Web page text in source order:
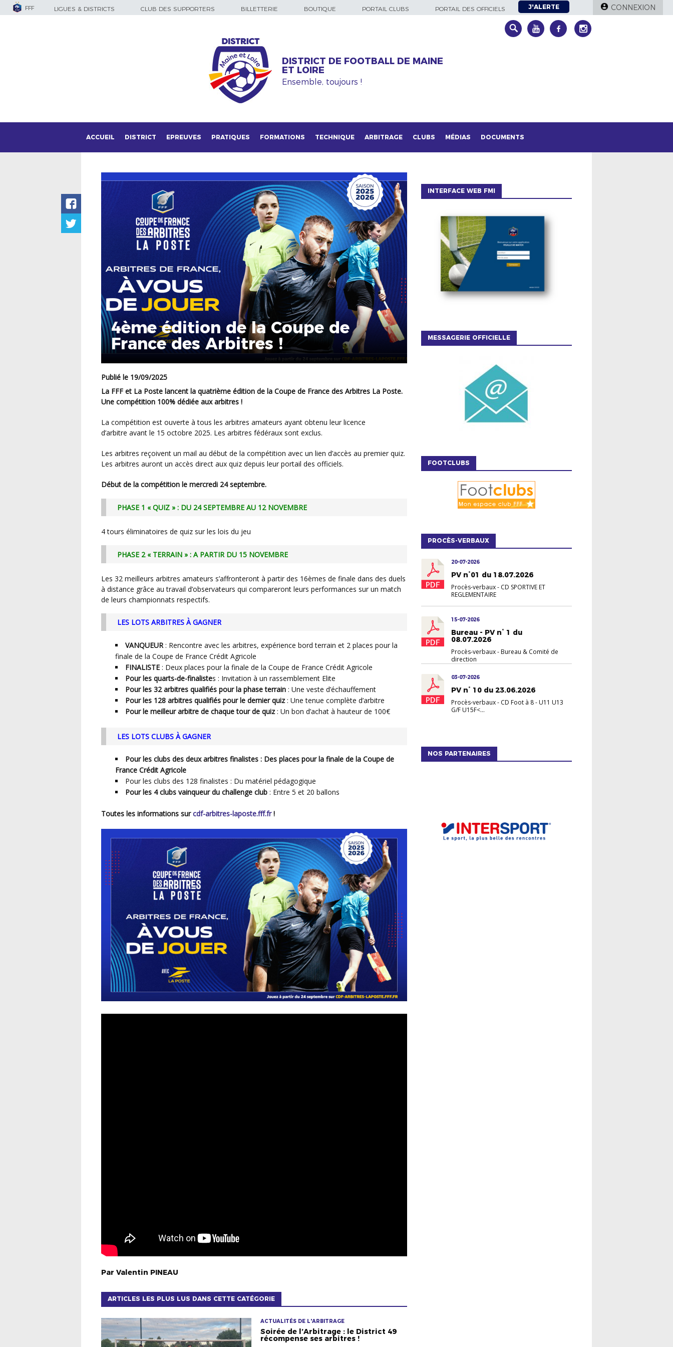
FFF LIGUES & DISTRICTS CLUB DES SUPPORTERS BILLETTERIE BOUTIQUE PORTAIL CLUBS PORTAIL DES OFFICIELS J'ALERTE CONNEXION
DISTRICT DE FOOTBALL DE MAINE
ET LOIRE
Ensemble, toujours !
ACCUEIL DISTRICT EPREUVES PRATIQUES FORMATIONS TECHNIQUE ARBITRAGE CLUBS MÉDIAS DOCUMENTS
4ème édition de la Coupe de
France des Arbitres !
Publié le 19/09/2025
La FFF et La Poste lancent la quatrième édition de la Coupe de France des Arbitres La Poste.
Une compétition 100% dédiée aux arbitres !
La compétition est ouverte à tous les arbitres amateurs ayant obtenu leur licence
d’arbitre avant le 15 octobre 2025. Les arbitres fédéraux sont exclus.
Les arbitres reçoivent un mail au début de la compétition avec un lien d’accès au premier quiz.
Les arbitres auront un accès direct aux quiz depuis leur portail des officiels.
Début de la compétition le mercredi 24 septembre.
PHASE 1 « QUIZ » : DU 24 SEPTEMBRE AU 12 NOVEMBRE
4 tours éliminatoires de quiz sur les lois du jeu
PHASE 2 « TERRAIN » : A PARTIR DU 15 NOVEMBRE
Les 32 meilleurs arbitres amateurs s’affronteront à partir des 16èmes de finale dans des duels
à distance grâce au travail d’observateurs qui compareront leurs performances sur un match
de leurs championnats respectifs.
LES LOTS ARBITRES À GAGNER
VANQUEUR : Rencontre avec les arbitres, expérience bord terrain et 2 places pour la
finale de la Coupe de France Crédit Agricole
FINALISTE : Deux places pour la finale de la Coupe de France Crédit Agricole
Pour les quarts-de-finalistes : Invitation à un rassemblement Elite
Pour les 32 arbitres qualifiés pour la phase terrain : Une veste d’échauffement
Pour les 128 arbitres qualifiés pour le dernier quiz : Une tenue complète d’arbitre
Pour le meilleur arbitre de chaque tour de quiz : Un bon d’achat à hauteur de 100€
LES LOTS CLUBS À GAGNER
Pour les clubs des deux arbitres finalistes : Des places pour la finale de la Coupe de
France Crédit Agricole
Pour les clubs des 128 finalistes : Du matériel pédagogique
Pour les 4 clubs vainqueur du challenge club : Entre 5 et 20 ballons
Toutes les informations surcdf-arbitres-laposte.fff.fr!
Par Valentin PINEAU
ARTICLES LES PLUS LUS DANS CETTE CATÉGORIE
ACTUALITÉS DE L'ARBITRAGE
Soirée de l’Arbitrage : le District 49
récompense ses arbitres !
INTERFACE WEB FMI
MESSAGERIE OFFICIELLE
FOOTCLUBS
PROCÈS-VERBAUX
20-07-2026
PV n°01 du 18.07.2026
Procès-verbaux- CD SPORTIVE ET
REGLEMENTAIRE
15-07-2026
Bureau - PV n° 1 du
08.07.2026
Procès-verbaux- Bureau & Comité de
direction
03-07-2026
PV n° 10 du 23.06.2026
Procès-verbaux- CD Foot à 8 - U11 U13
G/F U15F<...
NOS PARTENAIRES